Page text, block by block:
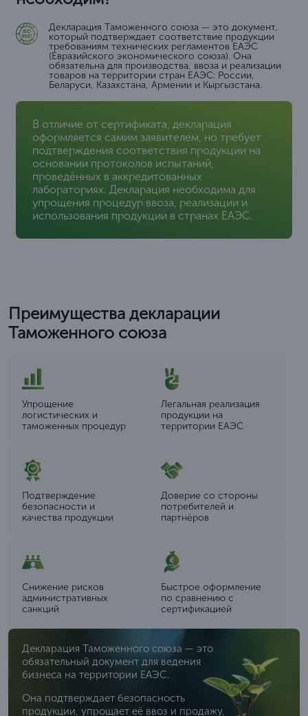
Декларация Таможенного союза — это документ,
который подтверждает соответствие продукции
требованиям технических регламентов ЕАЭС
(Евразийского экономического союза). Она
обязательна для производства, ввоза и реализации
товаров на территории стран ЕАЭС: России,
Беларуси, Казахстана, Армении и Кыргызстана.
В отличие от сертификата, декларация
оформляется самим заявителем, но требует
подтверждения соответствия продукции на
основании протоколов испытаний,
проведённых в аккредитованных
лабораториях. Декларация необходима для
упрощения процедур ввоза, реализации и
использования продукции в странах ЕАЭС.
Преимущества декларации
Таможенного союза
Упрощение
логистических и
таможенных процедур
Легальная реализация
продукции на
территории ЕАЭС
Подтверждение
безопасности и
качества продукции
Доверие со стороны
потребителей и
партнёров
Снижение рисков
административных
санкций
Быстрое оформление
по сравнению с
сертификацией
Декларация Таможенного союза — это
обязательный документ для ведения
бизнеса на территории ЕАЭС.
Она подтверждает безопасность
продукции, упрощает её ввоз и продажу,